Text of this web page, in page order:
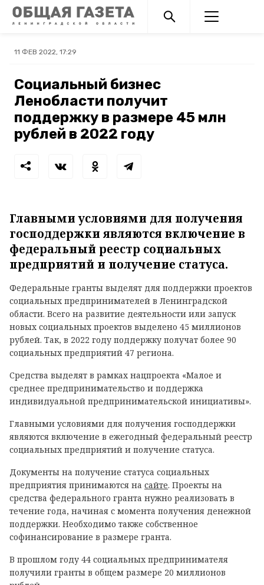
11 ФЕВ 2022, 17:29
Социальный бизнес
Ленобласти получит
поддержку в размере 45 млн
рублей в 2022 году
Главными условиями для получения
господдержки являются включение в
федеральный реестр социальных
предприятий и получение статуса.
Федеральные гранты выделят для поддержки проектов
социальных предпринимателей в Ленинградской
области. Всего на развитие деятельности или запуск
новых социальных проектов выделено 45 миллионов
рублей. Так, в 2022 году поддержку получат более 90
социальных предприятий 47 региона.
Средства выделят в рамках нацпроекта «Малое и
среднее предпринимательство и поддержка
индивидуальной предпринимательской инициативы».
Главными условиями для получения господдержки
являются включение в ежегодный федеральный реестр
социальных предприятий и получение статуса.
Документы на получение статуса социальных
предприятия принимаются на сайте. Проекты на
средства федерального гранта нужно реализовать в
течение года, начиная с момента получения денежной
поддержки. Необходимо также собственное
софинансирование в размере гранта.
В прошлом году 44 социальных предпринимателя
получили гранты в общем размере 20 миллионов